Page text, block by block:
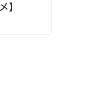
】